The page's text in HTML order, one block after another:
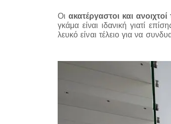
Οι ακατέργαστοι και ανοιχτοί
γκάμα είναι ιδανική γιατί
λευκό είναι τέλειο για να